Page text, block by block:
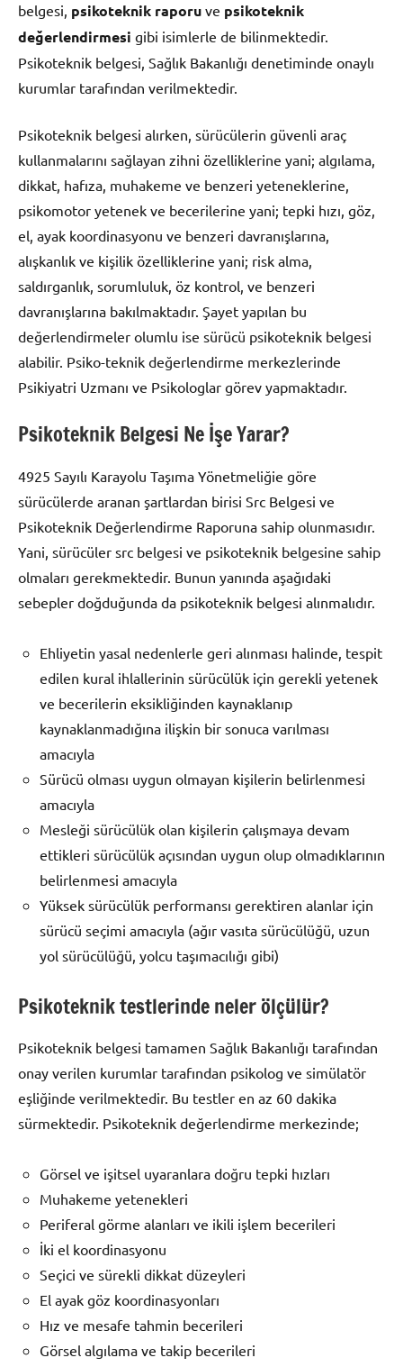
belgesi, psikoteknik raporu ve psikoteknik
değerlendirmesi gibi isimlerle de bilinmektedir.
Psikoteknik belgesi, Sağlık Bakanlığı denetiminde onaylı
kurumlar tarafından verilmektedir.
Psikoteknik belgesi alırken, sürücülerin güvenli araç
kullanmalarını sağlayan zihni özelliklerine yani; algılama,
dikkat, hafıza, muhakeme ve benzeri yeteneklerine,
psikomotor yetenek ve becerilerine yani; tepki hızı, göz,
el, ayak koordinasyonu ve benzeri davranışlarına,
alışkanlık ve kişilik özelliklerine yani; risk alma,
saldırganlık, sorumluluk, öz kontrol, ve benzeri
davranışlarına bakılmaktadır. Şayet yapılan bu
değerlendirmeler olumlu ise sürücü psikoteknik belgesi
alabilir. Psiko-teknik değerlendirme merkezlerinde
Psikiyatri Uzmanı ve Psikologlar görev yapmaktadır.
Psikoteknik Belgesi Ne İşe Yarar?
4925 Sayılı Karayolu Taşıma Yönetmeliğie göre
sürücülerde aranan şartlardan birisi Src Belgesi ve
Psikoteknik Değerlendirme Raporuna sahip olunmasıdır.
Yani, sürücüler src belgesi ve psikoteknik belgesine sahip
olmaları gerekmektedir. Bunun yanında aşağıdaki
sebepler doğduğunda da psikoteknik belgesi alınmalıdır.
Ehliyetin yasal nedenlerle geri alınması halinde, tespit
edilen kural ihlallerinin sürücülük için gerekli yetenek
ve becerilerin eksikliğinden kaynaklanıp
kaynaklanmadığına ilişkin bir sonuca varılması
amacıyla
Sürücü olması uygun olmayan kişilerin belirlenmesi
amacıyla
Mesleği sürücülük olan kişilerin çalışmaya devam
ettikleri sürücülük açısından uygun olup olmadıklarının
belirlenmesi amacıyla
Yüksek sürücülük performansı gerektiren alanlar için
sürücü seçimi amacıyla (ağır vasıta sürücülüğü, uzun
yol sürücülüğü, yolcu taşımacılığı gibi)
Psikoteknik testlerinde neler ölçülür?
Psikoteknik belgesi tamamen Sağlık Bakanlığı tarafından
onay verilen kurumlar tarafından psikolog ve simülatör
eşliğinde verilmektedir. Bu testler en az 60 dakika
sürmektedir. Psikoteknik değerlendirme merkezinde;
Görsel ve işitsel uyaranlara doğru tepki hızları
Muhakeme yetenekleri
Periferal görme alanları ve ikili işlem becerileri
İki el koordinasyonu
Seçici ve sürekli dikkat düzeyleri
El ayak göz koordinasyonları
Hız ve mesafe tahmin becerileri
Görsel algılama ve takip becerileri